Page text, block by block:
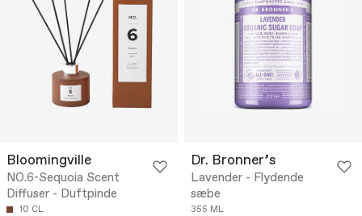
Bloomingville
NO.6-Sequoia Scent
Diffuser - Duftpinde
10 CL
Dr. Bronner’s
Lavender - Flydende
sæbe
355 ML